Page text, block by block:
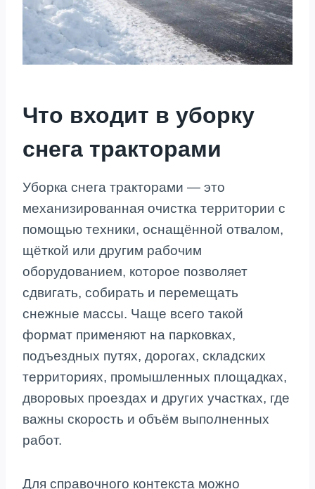
Что входит в уборку
снега тракторами
Уборка снега тракторами — это
механизированная очистка территории с
помощью техники, оснащённой отвалом,
щёткой или другим рабочим
оборудованием, которое позволяет
сдвигать, собирать и перемещать
снежные массы. Чаще всего такой
формат применяют на парковках,
подъездных путях, дорогах, складских
территориях, промышленных площадках,
дворовых проездах и других участках, где
важны скорость и объём выполненных
работ.
Для справочного контекста можно